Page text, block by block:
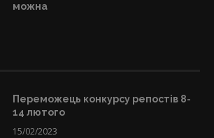
можна
Переможець конкурсу репостів 8-
14 лютого
15/02/2023